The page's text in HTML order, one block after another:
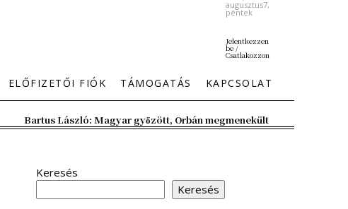
augusztus7,
péntek
Jelentkezzen
be /
Csatlakozzon
ELŐFIZETŐI FIÓK TÁMOGATÁS KAPCSOLAT
Bartus László: Magyar győzött, Orbán megmenekült
Keresés
Keresés